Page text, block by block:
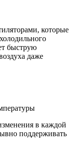
которые
быструю
даже
в каждой
поддерживать